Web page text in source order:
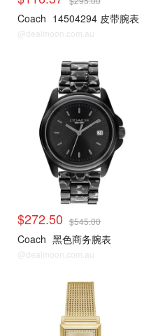
Coach 14504294 皮带腕表
@dealmoon.com.au
$272.50 $545.00
Coach 黑色商务腕表
@dealmoon.com.au